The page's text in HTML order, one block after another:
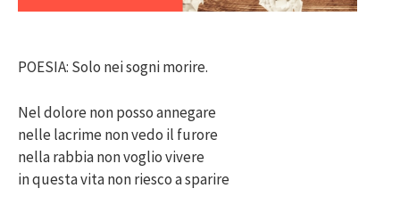
POESIA: Solo nei sogni morire.
Nel dolore non posso annegare
nelle lacrime non vedo il furore
nella rabbia non voglio vivere
in questa vita non riesco a sparire